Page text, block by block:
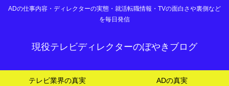
ADの仕事内容・ディレクターの実態・就活転職情報・TVの面白さや裏側など
を毎日発信
現役テレビディレクターのぼやきブログ
テレビ業界の真実 ADの真実